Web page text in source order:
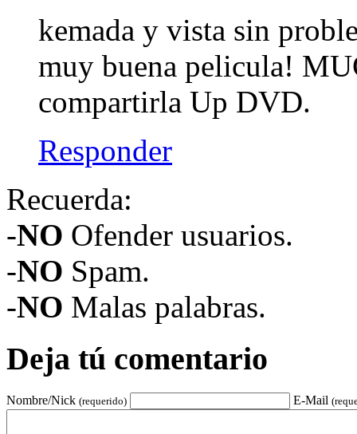
kemada y vista sin
muy buena pelicula!
compartirla Up DVD.
Responder
Recuerda:
-NO Ofender usuarios.
-NO Spam.
-NO Malas palabras.
Deja tú comentario
Nombre/Nick (requerido) E-Mail